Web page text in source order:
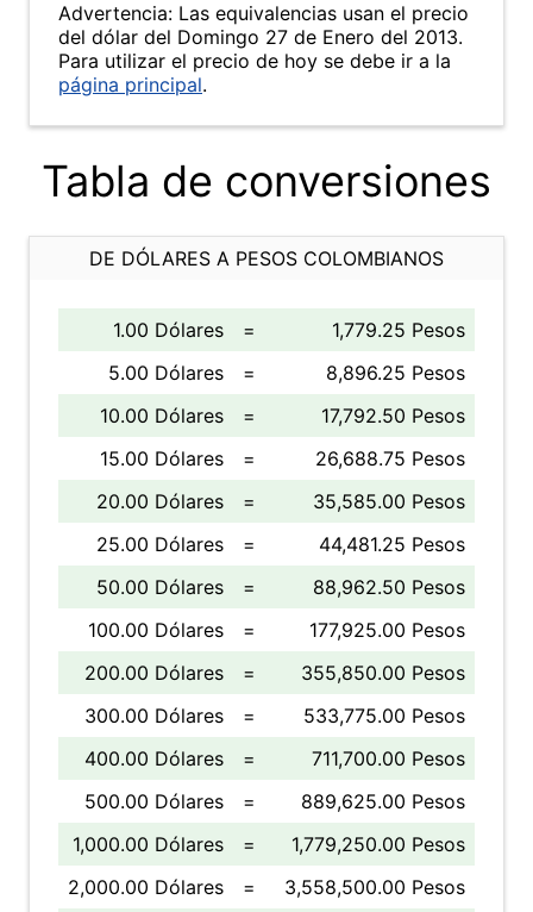
Advertencia: Las equivalencias usan el precio
del dólar del Domingo 27 de Enero del 2013.
Para utilizar el precio de hoy se debe ir a la
página principal.
Tabla de conversiones
DE DÓLARES A PESOS COLOMBIANOS
1.00 Dólares =
1,779.25 Pesos
5.00 Dólares
=
8,896.25 Pesos
10.00 Dólares
=
17,792.50 Pesos
15.00 Dólares
=
26,688.75 Pesos
20.00 Dólares
=
35,585.00 Pesos
25.00 Dólares
=
44,481.25 Pesos
50.00 Dólares
=
88,962.50 Pesos
100.00 Dólares
=
177,925.00 Pesos
200.00 Dólares
=
355,850.00 Pesos
300.00 Dólares
=
533,775.00 Pesos
400.00 Dólares
=
711,700.00 Pesos
500.00 Dólares
=
889,625.00 Pesos
1,000.00 Dólares
=
1,779,250.00 Pesos
2,000.00 Dólares
=
3,558,500.00 Pesos